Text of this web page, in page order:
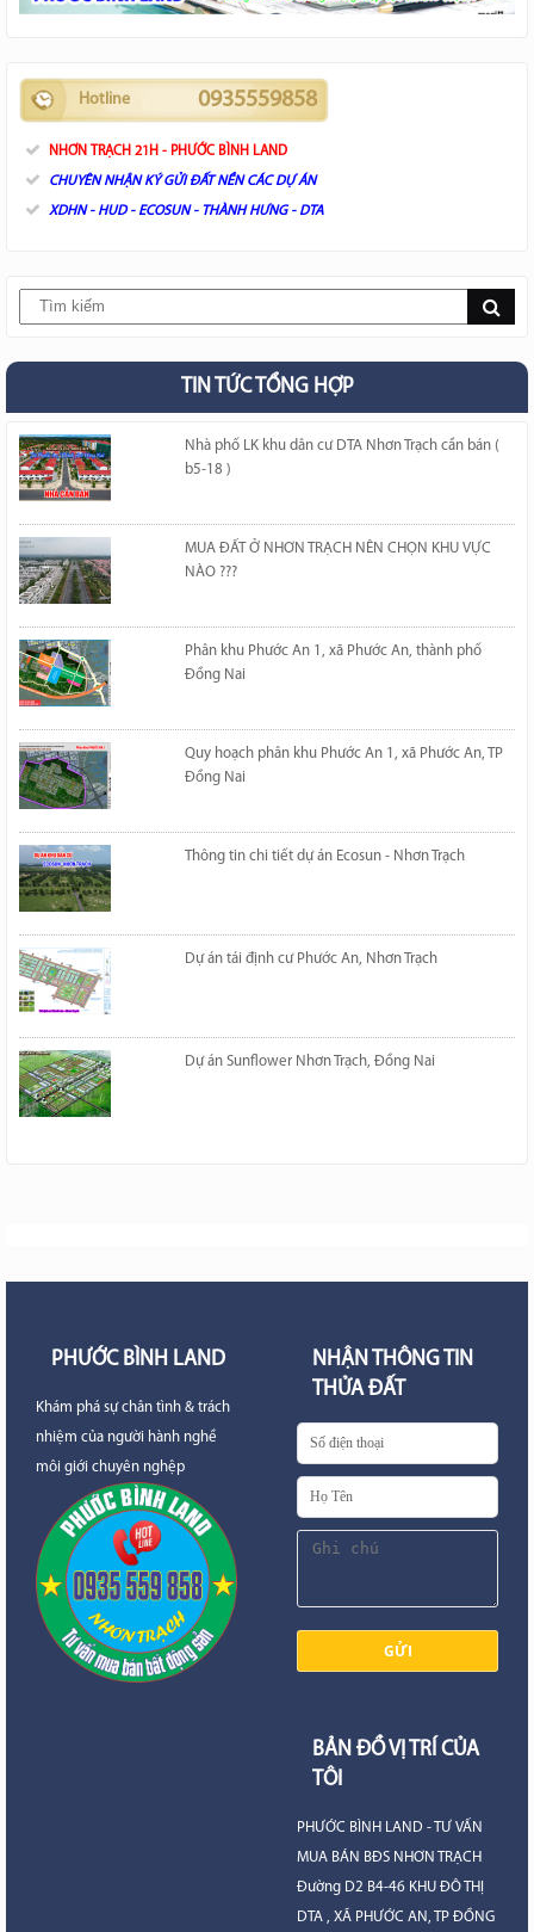
Hotline 0935559858
NHƠN TRẠCH 21H - PHƯỚC BÌNH LAND
CHUYÊN NHẬN KÝ GỬI ĐẤT NỀN CÁC DỰ ÁN
XDHN - HUD - ECOSUN - THÀNH HƯNG - DTA
TIN TỨC TỔNG HỢP
Nhà phố LK khu dân cư DTA Nhơn Trạch cần bán (
b5-18 )
MUA ĐẤT Ở NHƠN TRẠCH NÊN CHỌN KHU VỰC
NÀO ???
Phân khu Phước An 1, xã Phước An, thành phố
Đồng Nai
Quy hoạch phân khu Phước An 1, xã Phước An, TP
Đồng Nai
Thông tin chi tiết dự án Ecosun - Nhơn Trạch
Dự án tái định cư Phước An, Nhơn Trạch
Dự án Sunflower Nhơn Trạch, Đồng Nai
PHƯỚC BÌNH LAND
Khám phá sự chân tình & trách
nhiệm của người hành nghề
môi giới chuyên nghệp
NHẬN THÔNG TIN
THỬA ĐẤT
BẢN ĐỒ VỊ TRÍ CỦA
TÔI
PHƯỚC BÌNH LAND - TƯ VẤN
MUA BÁN BĐS NHƠN TRẠCH
Đường D2 B4-46 KHU ĐÔ THỊ
DTA , XÃ PHƯỚC AN, TP ĐỒNG